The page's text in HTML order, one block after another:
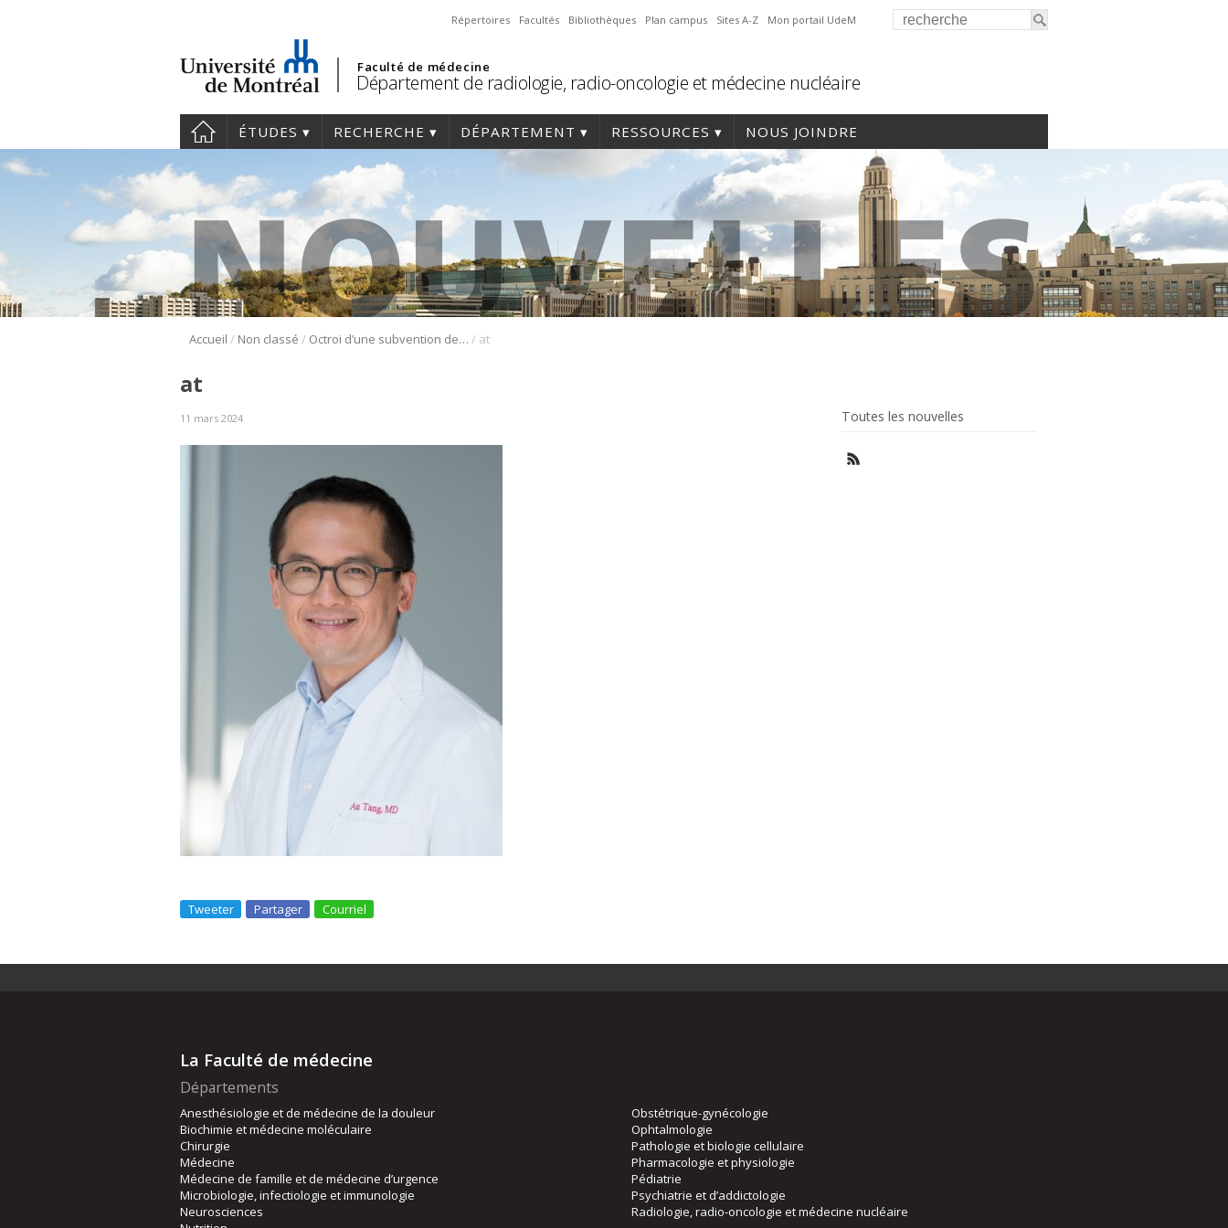
Répertoires Facultés Bibliothèques Plan campus Sites A-Z Mon portail UdeM
Faculté de médecine
Département de radiologie, radio-oncologie et médecine nucléaire
ÉTUDES RECHERCHE DÉPARTEMENT RESSOURCES NOUS JOINDRE
Accueil / Non classé / Octroi d’une subvention des IRSC à l’équipe de An Tang et Guy Cloutier / at
Toutes les nouvelles
at
11 mars 2024
Tweeter Partager Courriel
La Faculté de médecine
Départements
Anesthésiologie et de médecine de la douleur
Biochimie et médecine moléculaire
Chirurgie
Médecine
Médecine de famille et de médecine d’urgence
Microbiologie, infectiologie et immunologie
Neurosciences
Obstétrique-gynécologie
Ophtalmologie
Pathologie et biologie cellulaire
Pharmacologie et physiologie
Pédiatrie
Psychiatrie et d’addictologie
Radiologie, radio-oncologie et médecine nucléaire